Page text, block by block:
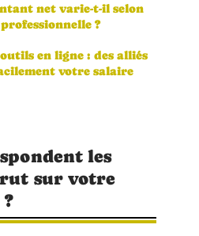
net varie-t-il selon
?
en ligne : des alliés
votre salaire
les
sur votre